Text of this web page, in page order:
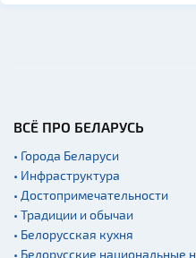
ВСЁ ПРО БЕЛАРУСЬ
• Города Беларуси
• Инфраструктура
• Достопримечательности
• Традиции и обычаи
• Белорусская кухня
• Белорусские национальные